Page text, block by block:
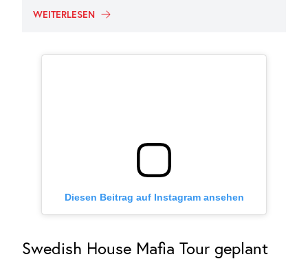
WEITERLESEN
Diesen Beitrag auf Instagram ansehen
Swedish House Mafia Tour geplant